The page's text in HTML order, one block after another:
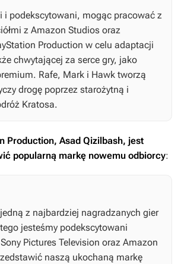
i podekscytowani, mogąc pracować z
z Amazon Studios oraz
Production w celu adaptacji
chwytającej za serce gry, jako
Rafe, Mark i Hawk tworzą
drogę poprzez starożytną i
Kratosa.
Production, Asad Qizilbash, jest
popularną markę nowemu odbiorcy:
z najbardziej nagradzanych gier
jesteśmy podekscytowani
Pictures Television oraz Amazon
naszą ukochaną markę